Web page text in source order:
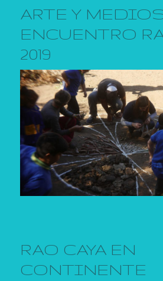
ARTE Y
ENCUENTRO
2019
RAO CAYA EN
CONTINENTE